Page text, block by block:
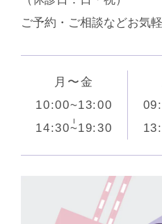
ご予約・ご相談などお気
月〜金
10:00~13:00
14:30~19:30